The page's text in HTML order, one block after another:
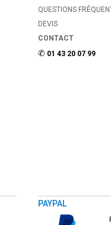
QUESTIONS
DEVIS
CONTACT
✆ 01 43 20 07 99
PAYPAL